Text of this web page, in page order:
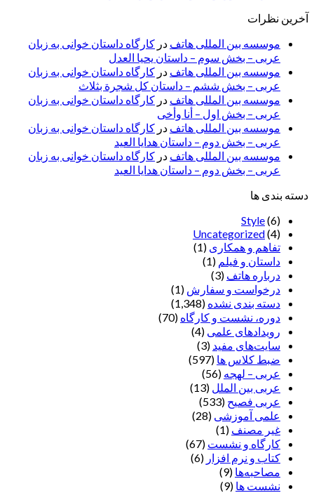
آخرین نظرات
موسسه بین المللی هاتف در کارگاه داستان خوانی به زبان
عربی – بخش سوم – داستان یحیا العدل
موسسه بین المللی هاتف در کارگاه داستان خوانی به زبان
عربی – بخش ششم – داستان کل شجرة بثلاث
موسسه بین المللی هاتف در کارگاه داستان خوانی به زبان
عربی – بخش اول – أنا وأخی
موسسه بین المللی هاتف در کارگاه داستان خوانی به زبان
عربی – بخش دوم – داستان هدایا العید
موسسه بین المللی هاتف در کارگاه داستان خوانی به زبان
عربی – بخش دوم – داستان هدایا العید
دسته بندی ها
Style(6)
Uncategorized(4)
تفاهم و همکاری (1)
داستان و فیلم (1)
درباره هاتف (3)
درخواست و سفارش (1)
دسته بندی نشده (1,348)
دوره، نشست و کارگاه (70)
رویدادهای علمی (4)
سایت‌های مفید (3)
ضبط کلاس ها (597)
عربی – لهجه (56)
عربی بین الملل (13)
عربی فصیح (533)
علمی آموزشی (28)
غير مصنف (1)
کارگاه و نشست (67)
کتاب و نرم افزار (6)
مصاحبه‌ها (9)
نشست ها (9)